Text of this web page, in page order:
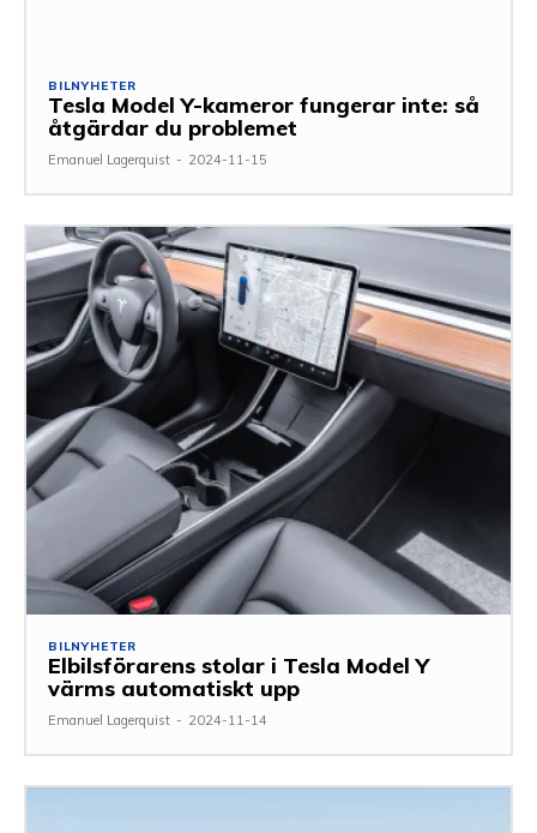
BILNYHETER
Tesla Model Y-kameror fungerar inte: så
åtgärdar du problemet
Emanuel Lagerquist - 2024-11-15
BILNYHETER
Elbilsförarens stolar i Tesla Model Y
värms automatiskt upp
Emanuel Lagerquist - 2024-11-14